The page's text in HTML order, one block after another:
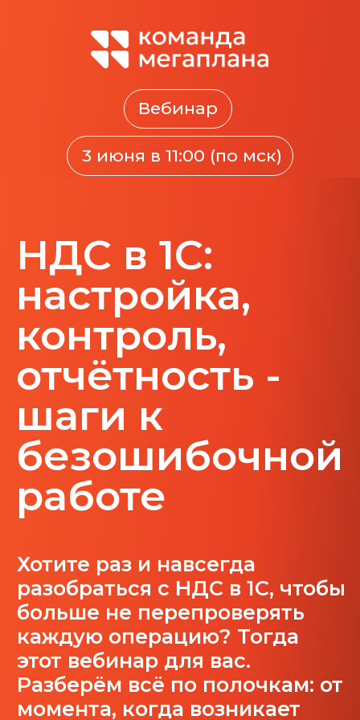
3 июня в 11:00 (по мск)
НДС в 1С:
контроль,
отчётность -
шаги к
безошибочной
работе
разобраться с НДС в 1С, чтобы
больше не перепроверять
каждую операцию? Тогда
этот вебинар для вас.
Разберём всё по полочкам: от
момента, когда возникает
обязанность начислить НДС,
Принять участие